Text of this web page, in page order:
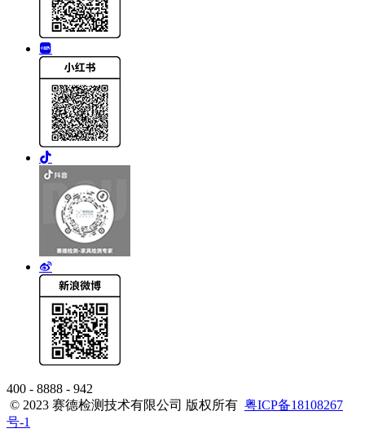
400 - 8888 - 942
© 2023 赛德检测技术有限公司 版权所有 粤ICP备18108267
号-1